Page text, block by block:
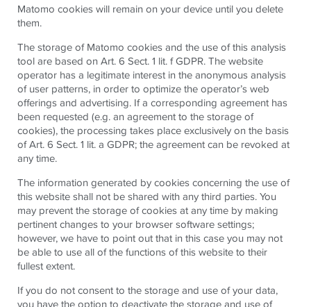
Matomo cookies will remain on your device until you delete
them.
The storage of Matomo cookies and the use of this analysis
tool are based on Art. 6 Sect. 1 lit. f GDPR. The website
operator has a legitimate interest in the anonymous analysis
of user patterns, in order to optimize the operator’s web
offerings and advertising. If a corresponding agreement has
been requested (e.g. an agreement to the storage of
cookies), the processing takes place exclusively on the basis
of Art. 6 Sect. 1 lit. a GDPR; the agreement can be revoked at
any time.
The information generated by cookies concerning the use of
this website shall not be shared with any third parties. You
may prevent the storage of cookies at any time by making
pertinent changes to your browser software settings;
however, we have to point out that in this case you may not
be able to use all of the functions of this website to their
fullest extent.
If you do not consent to the storage and use of your data,
you have the option to deactivate the storage and use of